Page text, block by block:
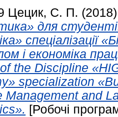
Цецик, С. П.
для
спеціалізації
і економіка
the Discipline
specialization
Management and
[Робочі